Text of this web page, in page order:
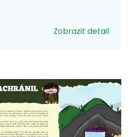
Zobrazit detail